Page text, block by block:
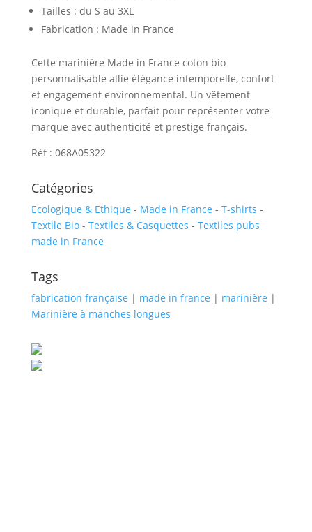
Tailles : du S au 3XL
Fabrication : Made in France
Cette marinière Made in France coton bio
personnalisable allie élégance intemporelle, confort
et engagement environnemental. Un vêtement
iconique et durable, parfait pour représenter votre
marque avec authenticité et prestige français.
Réf : 068A05322
Catégories
Ecologique & Ethique - Made in France - T-shirts -
Textile Bio- Textiles & Casquettes - Textiles pubs
made in France
Tags
fabrication française | made in france | marinière |
Marinière à manches longues